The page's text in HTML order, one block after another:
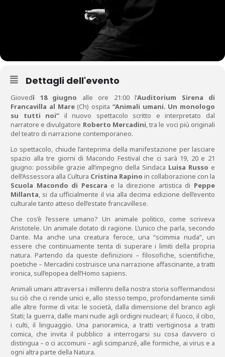
Dettagli dell'evento
Giovedì 18 giugno alle ore 21:00 l’Auditorium Sirena di
Francavilla al Mare(Ch) ospita “Animali umani. Un monologo
su tutti noi” il nuovo spettacolo scritto e interpretato dal
narratore e divulgatore Roberto Mercadini, tra le voci più originali
del teatro di narrazione contemporaneo.
Lo spettacolo, chiude l’anteprima della manifestazione per lasciare
spazio alla tre giorni di Macondo Festival che ci sarà 19, 20 e 21
giugno: possibile grazie all’impegno della Sindaca Luisa Russo e
dell’Assessora alla Cultura Cristina Rapino in collaborazione con la
Scuola Macondo di Pescara e la direzione artistica di Peppe
Millanta, si da ufficialmente il via alla decima edizione dell’evento
culturale tanto atteso dell’estate francavillese.
Che cos’è l’essere umano? Un animale politico, come scriveva
Aristotele. Un animale dotato di ragione. L’unico che parla, secondo
Dante. Ma anche una creatura feroce, una “scimmia nuda”, un
essere che continuamente tenta di superare i limiti della propria
natura. Partendo da queste definizioni – filosofiche, scientifiche,
poetiche – Mercadini costruisce una narrazione affascinante, a tratti
ironica, sull’epopea dell’Homo sapiens.
Animali umani attraversa i millenni della nostra storia soffermandosi
su ciò che ci rende unici e, allo stesso tempo, profondamente simili
alle altre forme di vita: le società, dalla dimensione del branco agli
Stati; la guerra, dalle mani nude agli ordigni nucleari; il fuoco, il cibo,
i culti, il linguaggio. Una panoramica, a tratti vertiginosa a tratti
comica, che invita il pubblico a interrogarsi su cosa davvero ci
distingua – o ci accomuni – agli scimpanzé, alle formiche, ai virus e a
ogni altra parte della Natura.